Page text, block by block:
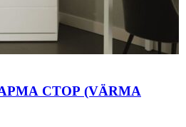
СТОР (VÄRMA